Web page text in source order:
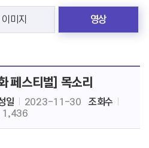
이미지 영상
페스티벌] 목소리
일 2023-11-30
조회수
1,436